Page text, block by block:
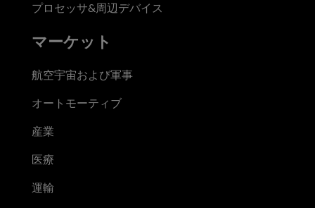
プロセッサ&周辺デバイス
マーケット
航空宇宙および軍事
オートモーティブ
産業
医療
運輸